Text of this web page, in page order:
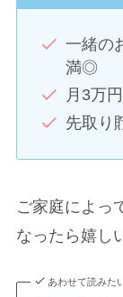
一緒の
満◎
月3万
先取り
ご家庭によっ
なったら嬉し
あわせて読みた